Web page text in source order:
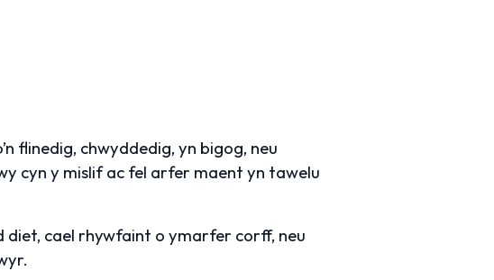
flinedig, chwyddedig, yn bigog, neu
cyn y mislif ac fel arfer maent yn tawelu
diet, cael rhywfaint o ymarfer corff, neu